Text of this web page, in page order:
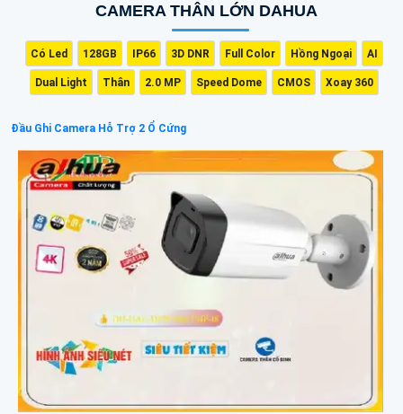
và sắc nét trong mọi điều kiện.CAMERA THÂN LỚN DAHUA
Có Led 128GB IP66 3D DNR Full Color Hồng Ngoại AI
Dual Light Thân 2.0 MP Speed Dome CMOS Xoay 360
Đầu Ghi Camera Hỗ Trợ 2 Ổ Cứng